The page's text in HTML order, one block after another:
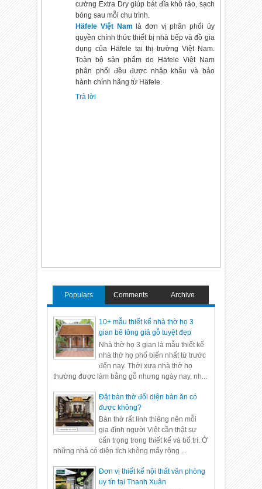
cường Extra Dry giúp bát đĩa khô ráo, sạch
bóng sau mỗi chu trình.
Häfele Việt Nam là đơn vị phân phối ủy
quyền chính thức thiết bị nhà bếp và đồ gia
dụng của Häfele tại thị trường Việt Nam.
Toàn bộ sản phẩm do Häfele Việt Nam
phân phối đều được nhập khẩu và bảo
hành chính hãng từ Häfele.
Trả lời
Populars Comments Archive
10+ mẫu thiết kế nhà thờ họ 3
gian bê tông giả gỗ tuyệt đẹp
Nhà thờ họ 3 gian là mẫu thiết kế
nhà thờ họ phổ biến nhất từ trước
đến nay. Thời xưa nhà thờ họ
thường được làm bằng gỗ nhưng ngày nay, nh...
Đặt bàn thờ đối diện bàn ăn có
được không?
Bàn thờ rất linh thiêng nên mỗi
gia đình người Việt cần thật sự
cẩn trọng trong thiết kế và bố trí. Ở
những nhà có diện tích không mấy rộng ...
Đơn vị thiết kế nội thất văn phòng
uy tín tại Thanh Xuân